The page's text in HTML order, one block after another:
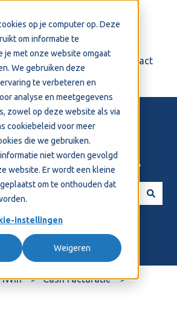
op je computer op. Deze
om informatie te
je met onze website omgaat
We gebruiken deze
te verbeteren en
analyse en meetgegevens
zowel op deze website als via
cookiebeleid voor meer
die we gebruiken.
niet worden gevolgd
website. Er wordt een kleine
om te onthouden dat
instellingen
Weigeren
Support Contact
kunnen we je helpen?
Cash Facturatie